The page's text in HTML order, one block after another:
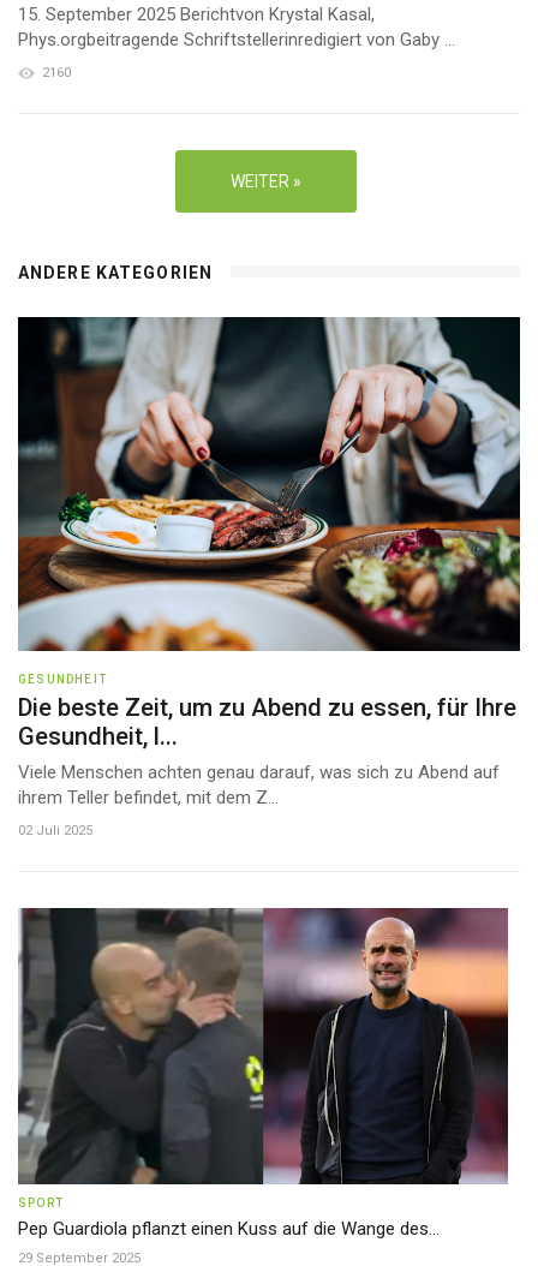
15. September 2025 Berichtvon Krystal Kasal,
Phys.orgbeitragende Schriftstellerinredigiert von Gaby ...
2160
WEITER »
ANDERE KATEGORIEN
GESUNDHEIT
Die beste Zeit, um zu Abend zu essen, für Ihre
Gesundheit, l...
Viele Menschen achten genau darauf, was sich zu Abend auf
ihrem Teller befindet, mit dem Z...
02 Juli 2025
SPORT
Pep Guardiola pflanzt einen Kuss auf die Wange des...
29 September 2025